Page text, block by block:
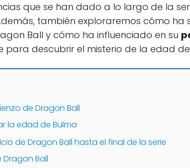
que se han dado a lo largo de la
también exploraremos cómo ha
Ball y cómo ha influenciado en su
para descubrir el misterio de la edad
de Dragon Ball
la edad de Bulma
de Dragon Ball hasta el final de la serie
Ball